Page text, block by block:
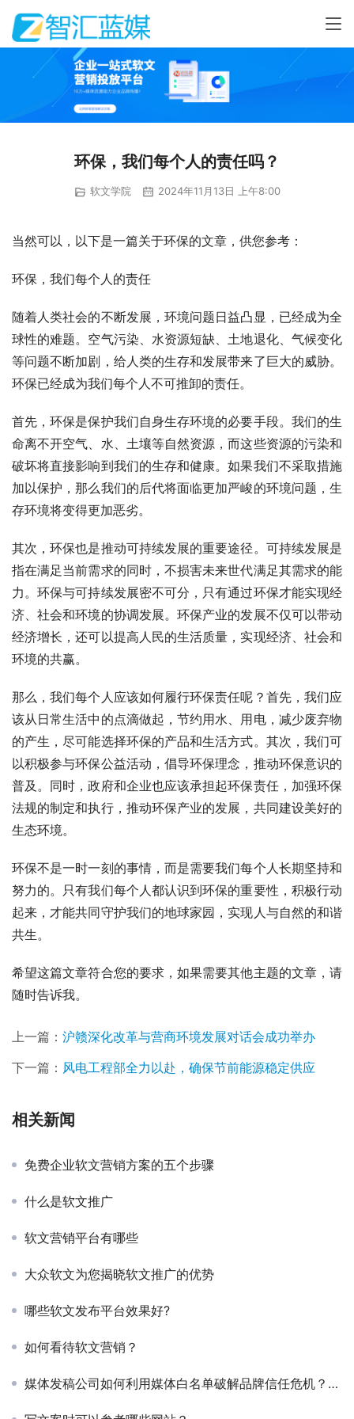
环保，我们每个人的责任吗？
软文学院 2024年11月13日 上午8:00
当然可以，以下是一篇关于环保的文章，供您参考：
环保，我们每个人的责任
随着人类社会的不断发展，环境问题日益凸显，已经成为全
球性的难题。空气污染、水资源短缺、土地退化、气候变化
等问题不断加剧，给人类的生存和发展带来了巨大的威胁。
环保已经成为我们每个人不可推卸的责任。
首先，环保是保护我们自身生存环境的必要手段。我们的生
命离不开空气、水、土壤等自然资源，而这些资源的污染和
破坏将直接影响到我们的生存和健康。如果我们不采取措施
加以保护，那么我们的后代将面临更加严峻的环境问题，生
存环境将变得更加恶劣。
其次，环保也是推动可持续发展的重要途径。可持续发展是
指在满足当前需求的同时，不损害未来世代满足其需求的能
力。环保与可持续发展密不可分，只有通过环保才能实现经
济、社会和环境的协调发展。环保产业的发展不仅可以带动
经济增长，还可以提高人民的生活质量，实现经济、社会和
环境的共赢。
那么，我们每个人应该如何履行环保责任呢？首先，我们应
该从日常生活中的点滴做起，节约用水、用电，减少废弃物
的产生，尽可能选择环保的产品和生活方式。其次，我们可
以积极参与环保公益活动，倡导环保理念，推动环保意识的
普及。同时，政府和企业也应该承担起环保责任，加强环保
法规的制定和执行，推动环保产业的发展，共同建设美好的
生态环境。
环保不是一时一刻的事情，而是需要我们每个人长期坚持和
努力的。只有我们每个人都认识到环保的重要性，积极行动
起来，才能共同守护我们的地球家园，实现人与自然的和谐
共生。
希望这篇文章符合您的要求，如果需要其他主题的文章，请
随时告诉我。
上一篇： 沪赣深化改革与营商环境发展对话会成功举办
下一篇： 风电工程部全力以赴，确保节前能源稳定供应
相关新闻
免费企业软文营销方案的五个步骤
什么是软文推广
软文营销平台有哪些
大众软文为您揭晓软文推广的优势
哪些软文发布平台效果好?
如何看待软文营销？
媒体发稿公司如何利用媒体白名单破解品牌信任危机？逆传播深度解析